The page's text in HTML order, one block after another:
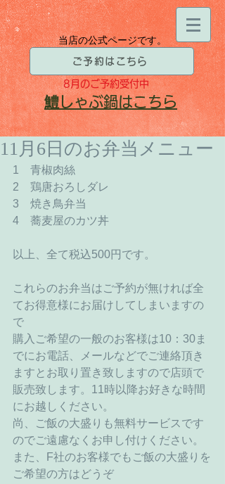
当店の公式ページです。
ご予約はこちら
8月のご予約受付中
​鱧しゃぶ鍋はこちら
11月6日のお弁当メニュー
1　青椒肉絲
2　鶏唐おろしダレ
3　焼き鳥弁当
4　蕎麦屋のカツ丼
以上、全て税込500円です。
これらのお弁当はご予約が無ければ全
てお得意様にお届けしてしまいますの
で
購入ご希望の一般のお客様は10：30ま
でにお電話、メールなどでご連絡頂き
ますとお取り置き致しますので店頭で
販売致します。11時以降お好きな時間
にお越しください。
尚、ご飯の大盛りも無料サービスです
のでご遠慮なくお申し付けください。
また、F社のお客様でもご飯の大盛りを
ご希望の方はどうぞ